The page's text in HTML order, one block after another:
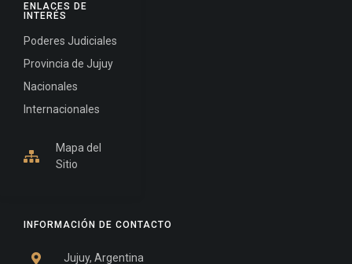
INFORMACIÓN DE CONTACTO
Jujuy, Argentina
ENLACES DE
INTERÉS
Poderes Judiciales
Provincia de Jujuy
Nacionales
Internacionales
Mapa del
Sitio